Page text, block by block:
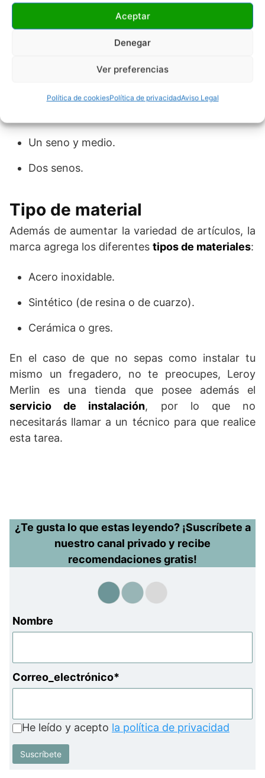
Aceptar
Denegar
Ver preferencias
Política de cookiesPolítica de privacidadAviso Legal
Exterior.
Capacidad y medida
También es posible encontrar fregaderos Leroy
Un seno y medio.
Dos senos.
Tipo de material
Además de aumentar la variedad de artículos, la
marca agrega los diferentes tipos de materiales:
Acero inoxidable.
Sintético (de resina o de cuarzo).
Cerámica o gres.
En el caso de que no sepas como instalar tu
mismo un fregadero, no te preocupes, Leroy
Merlin es una tienda que posee además el
servicio de instalación, por lo que no
necesitarás llamar a un técnico para que realice
esta tarea.
¿Te gusta lo que estas leyendo? ¡Suscríbete a
nuestro canal privado y recibe
recomendaciones gratis!
Nombre
Correo_electrónico*
He leído y acepto la política de privacidad